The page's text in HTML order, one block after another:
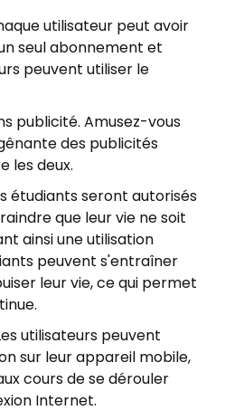
utilisateur peut avoir
seul abonnement et
peuvent utiliser le
publicité. Amusez-vous
des publicités
les deux.
étudiants seront autorisés
que leur vie ne soit
ainsi une utilisation
peuvent s'entraîner
leur vie, ce qui permet
utilisateurs peuvent
sur leur appareil mobile,
cours de se dérouler
Internet.